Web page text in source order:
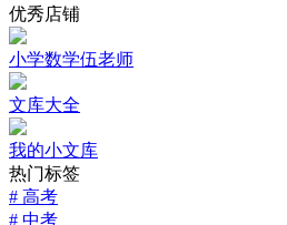
优秀店铺
小学数学伍老师
文库大全
我的小文库
热门标签
# 高考
# 中考